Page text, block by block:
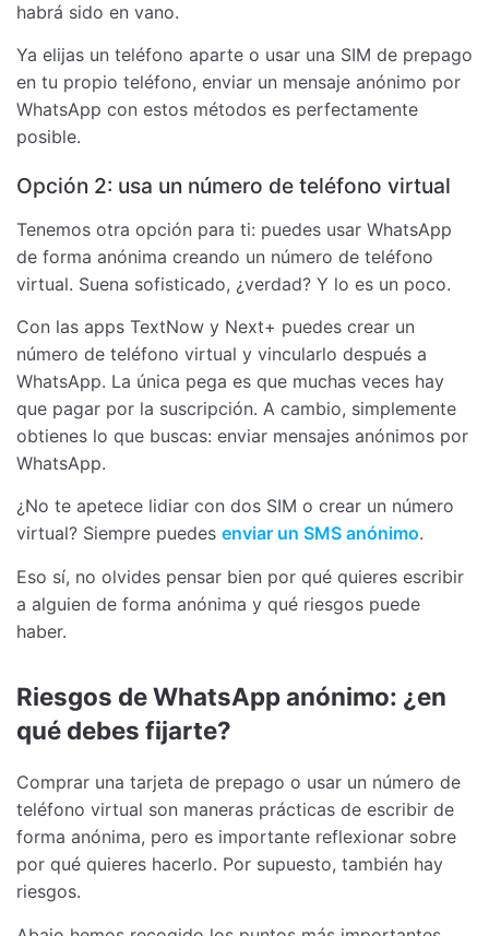
habrá sido en vano.
Ya elijas un teléfono aparte o usar una SIM de prepago
en tu propio teléfono, enviar un mensaje anónimo por
WhatsApp con estos métodos es perfectamente
posible.
Opción 2: usa un número de teléfono virtual
Tenemos otra opción para ti: puedes usar WhatsApp
de forma anónima creando un número de teléfono
virtual. Suena sofisticado, ¿verdad? Y lo es un poco.
Con las apps TextNow y Next+ puedes crear un
número de teléfono virtual y vincularlo después a
WhatsApp. La única pega es que muchas veces hay
que pagar por la suscripción. A cambio, simplemente
obtienes lo que buscas: enviar mensajes anónimos por
WhatsApp.
¿No te apetece lidiar con dos SIM o crear un número
virtual? Siempre puedes enviar un SMS anónimo.
Eso sí, no olvides pensar bien por qué quieres escribir
a alguien de forma anónima y qué riesgos puede
haber.
Riesgos de WhatsApp anónimo: ¿en
qué debes fijarte?
Comprar una tarjeta de prepago o usar un número de
teléfono virtual son maneras prácticas de escribir de
forma anónima, pero es importante reflexionar sobre
por qué quieres hacerlo. Por supuesto, también hay
riesgos.